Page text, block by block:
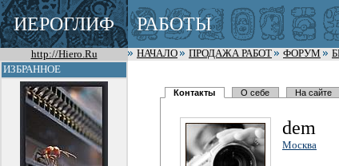
ИЕРОГЛИФ РАБОТЫ
http://Hiero.Ru НАЧАЛО ПРОДАЖА РАБОТ ФОРУМ
ИЗБРАННОЕ
Контакты О себе На сайте
dem
Москва